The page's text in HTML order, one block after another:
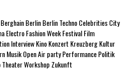
BerghainBerlinBerlin TechnoCelebritiesCity
ElectroFashion WeekFestivalFilm
InterviewKinoKonzert KreuzbergKultur
MusikOpen AirpartyPerformancePolitik
TheaterWorkshop Zukunft